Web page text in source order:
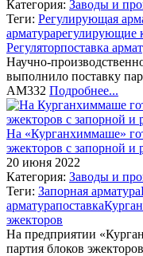
Категория: Заводы и
Теги: Регулирующая
арматурарегулирующие
Регуляторпоставка
Научно-
выполнило поставку
АМ332 Подробнее...
На «Курганхиммаше»
эжекторов с запорной
20 июня 2022
Категория: Заводы и
Теги: Запорная арматура
арматурапоставка
эжекторов
На предприятии
партия блоков